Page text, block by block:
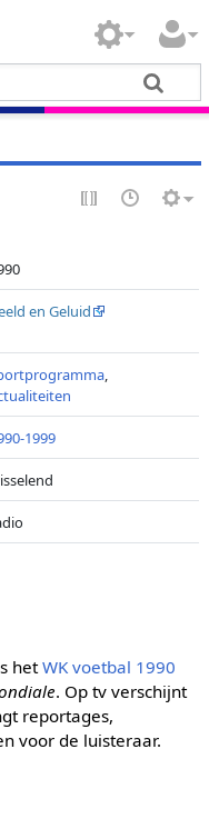
en Geluid
,
1999
hetWK voetbal 1990
. Op tv verschijnt
reportages,
voor de luisteraar.